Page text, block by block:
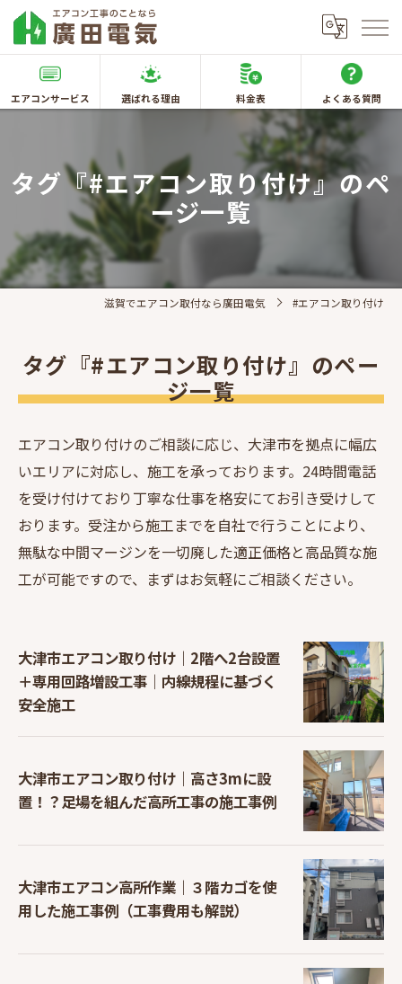
エアコンサービス 選ばれる理由 料金表 よくある質問
タグ『#エアコン取り付け』のペ
ージ一覧
滋賀でエアコン取付なら廣田電気 #エアコン取り付け
タグ『#エアコン取り付け』のペー
ジ一覧
エアコン取り付けのご相談に応じ、大津市を拠点に幅広
いエリアに対応し、施工を承っております。24時間電話
を受け付けており丁寧な仕事を格安にてお引き受けして
おります。受注から施工までを自社で行うことにより、
無駄な中間マージンを一切廃した適正価格と高品質な施
工が可能ですので、まずはお気軽にご相談ください。
大津市エアコン取り付け｜2階へ2台設置
＋専用回路増設工事｜内線規程に基づく
安全施工
大津市エアコン取り付け｜高さ3mに設
置！？足場を組んだ高所工事の施工事例
大津市エアコン高所作業｜３階カゴを使
用した施工事例（工事費用も解説）